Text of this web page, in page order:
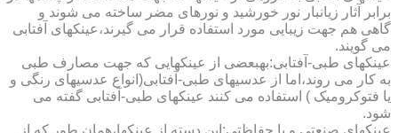
برابر آثار زیانبار نور خورشید و نورهای مضر ساخته می شوند و
گاهی هم جهت زیبایی مورد استفاده قرار می گیرند،عینکهای آفتابی
می گویند.
عینکهای طبی-آفتابی:به­بعضی از عینکهایی که جهت مصارف طبی
به کار می روند،اما از عدسیهای طبی-آفتابی(انواع عدسیهای رنگی و
یا فتوکرومیک ) استفاده می کنند عینکهای طبی-آفتابی گفته می
شود.